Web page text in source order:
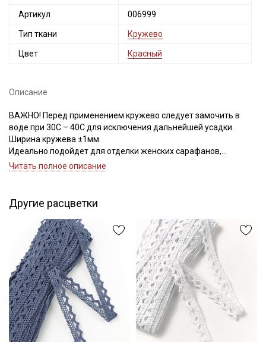
Артикул 006999
Тип ткани Кружево
Цвет Красный
Описание
ВАЖНО! Перед применением кружево следует замочить в
воде при 30С – 40С для исключения дальнейшей усадки.
Ширина кружева ±1мм.
Идеально подойдет для отделки женских сарафанов,
платьев, юбок, рукавов.
творческих работ в различных техниках,
Цветопередача может отличаться от оригинального цвета в
зависимости от настроек вашего монитора.
Читать полное описание
Другие расцветки